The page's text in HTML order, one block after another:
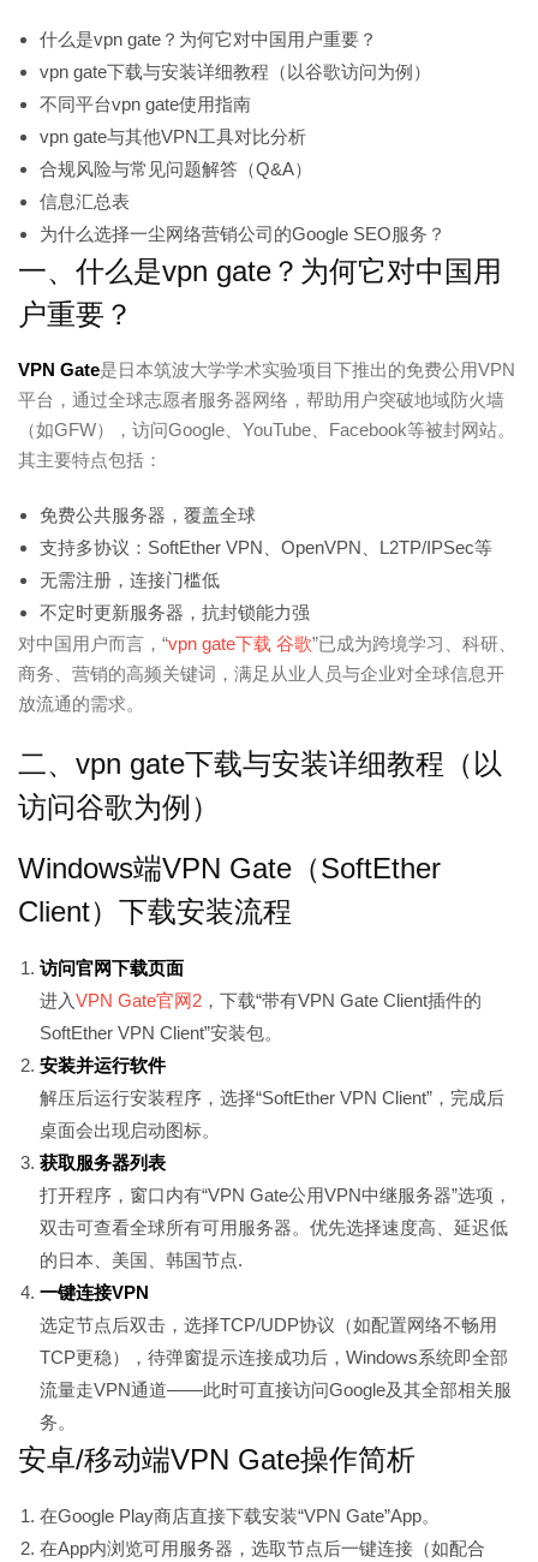
什么是vpn gate？为何它对中国用户重要？
vpn gate下载与安装详细教程（以谷歌访问为例）
不同平台vpn gate使用指南
vpn gate与其他VPN工具对比分析
合规风险与常见问题解答（Q&A）
信息汇总表
为什么选择一尘网络营销公司的Google SEO服务？
一、什么是vpn gate？为何它对中国用
户重要？
VPN Gate是日本筑波大学学术实验项目下推出的免费公用VPN
平台，通过全球志愿者服务器网络，帮助用户突破地域防火墙
（如GFW），访问Google、YouTube、Facebook等被封网站。
其主要特点包括：
免费公共服务器，覆盖全球
支持多协议：SoftEther VPN、OpenVPN、L2TP/IPSec等
无需注册，连接门槛低
不定时更新服务器，抗封锁能力强
对中国用户而言，“vpn gate下载 谷歌”已成为跨境学习、科研、
商务、营销的高频关键词，满足从业人员与企业对全球信息开
放流通的需求。
二、vpn gate下载与安装详细教程（以
访问谷歌为例）
Windows端VPN Gate（SoftEther
Client）下载安装流程
访问官网下载页面
进入VPN Gate官网2 ，下载“带有VPN Gate Client插件的
SoftEther VPN Client”安装包。
安装并运行软件
解压后运行安装程序，选择“SoftEther VPN Client”，完成后
桌面会出现启动图标。
获取服务器列表
打开程序，窗口内有“VPN Gate公用VPN中继服务器”选项，
双击可查看全球所有可用服务器。优先选择速度高、延迟低
的日本、美国、韩国节点.
一键连接VPN
选定节点后双击，选择TCP/UDP协议（如配置网络不畅用
TCP更稳），待弹窗提示连接成功后，Windows系统即全部
流量走VPN通道——此时可直接访问Google及其全部相关服
务。
安卓/移动端VPN Gate操作简析
在Google Play商店直接下载安装“VPN Gate”App。
在App内浏览可用服务器，选取节点后一键连接（如配合